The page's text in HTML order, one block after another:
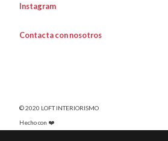
Instagram
Contacta con nosotros
© 2020 LOFT INTERIORISMO
Hecho con ❤️